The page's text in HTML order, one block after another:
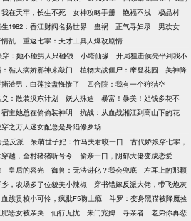
我在天牢，长生不死 女神攻略手册 艳福不浅
极品村
1982：香江财阀名扬世界 蛊祸 正气寻妇录
男欢女
乱 重返七零：天才工具人爆改剧情
穿：她不碰男人只碰钱 小塔仙缘
开局狙击侯亮平到我不
黏人病娇邪神来敲门 植物大战僵尸：摩登花园
美神降
渣男，白莲接盘悔惨了
四合院：我有一个狩猎空
：散装汉东计划 妖人殊途
暴富！暴美！姐钱多花不
主她总在偷偷装神明
抗战：从血战湘江到高山下的花
之万人迷女配总是身陷修罗场
反派 呆萌世子妃：竹马夫君咬一口
古代娇娘穿七零，
越，全村猪猪听号令
偷亲一口，阴郁大佬变成恋爱
皇后的容光 御兽：无法进化？我会兜底
左耳上的那颗
，农场多了位貌美小辣椒
穿书错嫁反派大佬，带飞炮灰
血族贵校小可怜，疯批F5吻上瘾
斗罗：变身黑猫被降魔捡
恶女被亲哭 仙行无忧 朱门宠婢 寻亲者
老弟你再恋